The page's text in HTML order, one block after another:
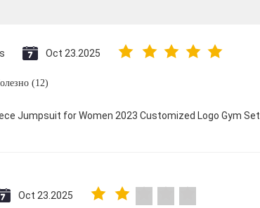
Oct 23.2025
(12)
Jumpsuit for Women 2023 Customized Logo Gym
Oct 23.2025